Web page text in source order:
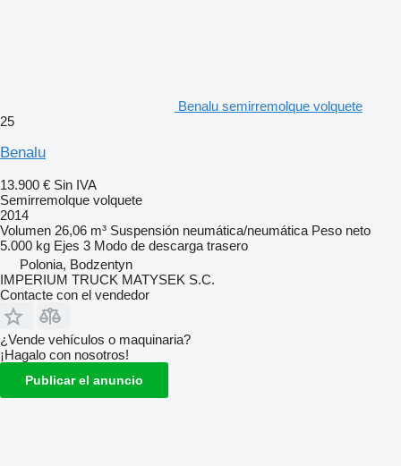
Benalu semirremolque volquete
25
Benalu
13.900 € Sin IVA
Semirremolque volquete
2014
Volumen 26,06 m³ Suspensión neumática/neumática Peso neto
5.000 kg Ejes 3 Modo de descarga trasero
Polonia, Bodzentyn
IMPERIUM TRUCK MATYSEK S.C.
Contacte con el vendedor
¿Vende vehículos o maquinaria?
¡Hagalo con nosotros!
Publicar el anuncio